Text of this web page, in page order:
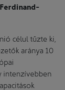
célul tűzte ki,
aránya 10
intenzívebben